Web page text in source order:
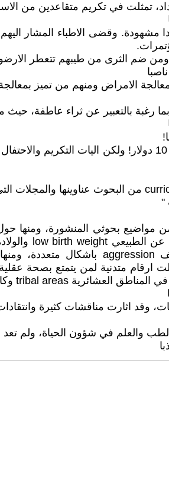
تمثلت في تكريم متقاعدين من
مشهودة. وقضى الاطباء المشار
ومن ضم الثرى من طيبهم تتعطر
الامراض ومنهم من تميز بمعالجة
رغبة بالتعبير عن ثراء عاطفة،
وسجل البعض اعتراضه على تكريم بشعار (درع) سعره
"
مواضيع بحوثي المنشورة، ومنها
اثارت مناقشات كثيرة
والعلم في شؤون الحياة، ولم تعد